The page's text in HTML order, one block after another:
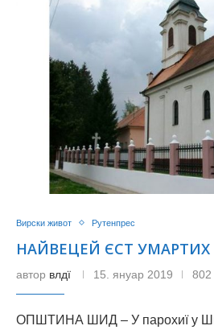
Вирски живот Рутенпрес
НАЙВЕЦЕЙ ЄСТ УМАРТИХ
автор влдї 15. януар 2019 802
ОПШТИНА ШИД – У парохиї у